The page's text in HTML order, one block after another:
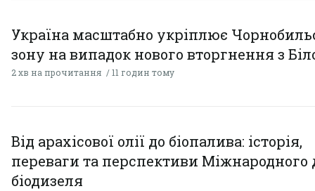
Україна масштабно укріплює
зону на випадок нового вторгнення з
2 хв на прочитання 11 годин тому
Від арахісової олії до біопалива: історія,
переваги та перспективи Міжнародного
біодизеля